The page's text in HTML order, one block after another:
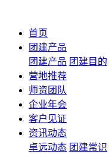
首页
团建产品
团建产品 团建目的
营地推荐
师资团队
企业年会
客户见证
资讯动态
卓远动态 团建常识